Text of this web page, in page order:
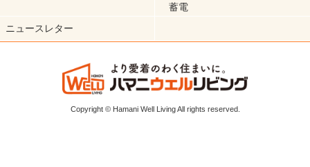
蓄電
ニュースレター
Copyright © Hamani Well Living All rights reserved.